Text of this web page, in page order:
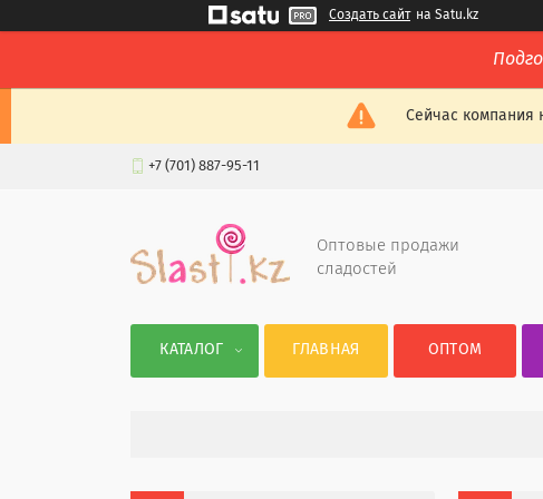
Создать сайт на Satu.kz
Сейчас компания
+7 (701) 887-95-11
Оптовые продажи
сладостей
КАТАЛОГ ГЛАВНАЯ ОПТОМ